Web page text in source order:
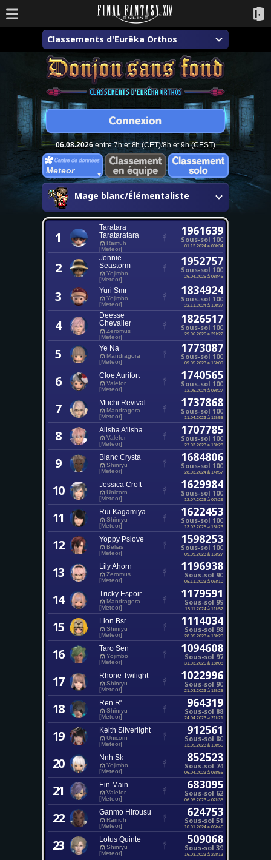
Classements d'Eurêka Orthos
06.08.2026entre 7h et 8h (CET)/8h et 9h (CEST)
Meteor
Mage blanc/Élémentaliste
1
Taratara
Tarataratara
Ramuh
[Meteor]
1961639
Sous-sol 100
01.12.2024 à 00h34
2
Jonnie
Seastorm
Yojimbo
[Meteor]
1952757
Sous-sol 100
26.04.2026 à 08h46
3 Yuri Smr
Yojimbo
[Meteor]
1834924
Sous-sol 100
22.11.2024 à 10h37
4
Deesse
Chevalier
Zeromus
[Meteor]
1826517
Sous-sol 100
29.06.2026 à 21h22
5 Ye Na
Mandragora
[Meteor]
1773087
Sous-sol 100
09.05.2023 à 15h09
6 Cloe Aurifort
Valefor
[Meteor]
1740565
Sous-sol 100
12.05.2024 à 09h27
7 Muchi Revival
Mandragora
[Meteor]
1737868
Sous-sol 100
11.04.2023 à 13h55
8 Alisha A'lisha
Valefor
[Meteor]
1707785
Sous-sol 100
27.03.2023 à 18h28
9 Blanc Crysta
Shinryu
[Meteor]
1684806
Sous-sol 100
28.03.2024 à 14h57
10 Jessica Croft
Unicorn
[Meteor]
1629984
Sous-sol 100
12.07.2026 à 07h29
11 Rui Kagamiya
Shinryu
[Meteor]
1622453
Sous-sol 100
13.02.2025 à 15h23
12 Yoppy Pslove
Belias
[Meteor]
1598253
Sous-sol 100
09.09.2023 à 16h27
13 Lily Ahorn
Zeromus
[Meteor]
1196938
Sous-sol 90
05.11.2023 à 06h10
14 Tricky Espoir
Mandragora
[Meteor]
1179591
Sous-sol 99
18.11.2024 à 11h52
15 Lion Bsr
Shinryu
[Meteor]
1114034
Sous-sol 98
28.05.2023 à 18h20
16 Taro Sen
Yojimbo
[Meteor]
1094608
Sous-sol 97
31.03.2025 à 18h08
17 Rhone Twilight
Shinryu
[Meteor]
1022996
Sous-sol 90
21.03.2023 à 16h25
18 Ren R'
Shinryu
[Meteor]
964319
Sous-sol 88
24.04.2023 à 21h21
19 Keith Silverlight
Unicorn
[Meteor]
912561
Sous-sol 80
13.05.2023 à 10h55
20 Nnh Sk
Yojimbo
[Meteor]
852523
Sous-sol 74
06.04.2023 à 08h55
21 Ein Main
Valefor
[Meteor]
683095
Sous-sol 62
06.05.2023 à 02h35
22 Ganmo Hirousu
Ramuh
[Meteor]
624753
Sous-sol 51
10.01.2024 à 06h46
23 Lotus Quinte
Shinryu
[Meteor]
509068
Sous-sol 39
16.03.2023 à 23h13